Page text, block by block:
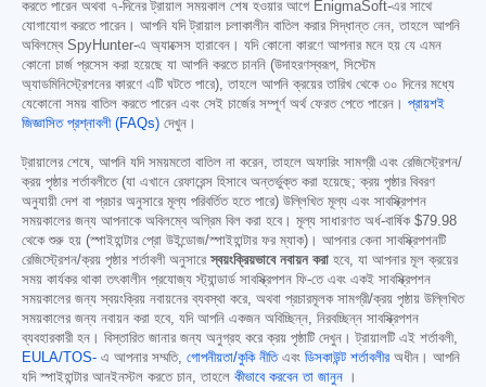
করতে পারেন অথবা ৭-দিনের ট্রায়াল সময়কাল শেষ হওয়ার আগে EnigmaSoft-এর সাথে
যোগাযোগ করতে পারেন। আপনি যদি ট্রায়াল চলাকালীন বাতিল করার সিদ্ধান্ত নেন, তাহলে আপনি
অবিলম্বে SpyHunter-এ অ্যাক্সেস হারাবেন। যদি কোনো কারণে আপনার মনে হয় যে এমন
কোনো চার্জ প্রসেস করা হয়েছে যা আপনি করতে চাননি (উদাহরণস্বরূপ, সিস্টেম
অ্যাডমিনিস্ট্রেশনের কারণে এটি ঘটতে পারে), তাহলে আপনি ক্রয়ের তারিখ থেকে ৩০ দিনের মধ্যে
যেকোনো সময় বাতিল করতে পারেন এবং সেই চার্জের সম্পূর্ণ অর্থ ফেরত পেতে পারেন। প্রায়শই
জিজ্ঞাসিত প্রশ্নাবলী (FAQs) দেখুন।
ট্রায়ালের শেষে, আপনি যদি সময়মতো বাতিল না করেন, তাহলে অফারিং সামগ্রী এবং রেজিস্ট্রেশন/
ক্রয় পৃষ্ঠার শর্তাবলীতে (যা এখানে রেফারেন্স হিসাবে অন্তর্ভুক্ত করা হয়েছে; ক্রয় পৃষ্ঠার বিবরণ
অনুযায়ী দেশ বা প্রচার অনুসারে মূল্য পরিবর্তিত হতে পারে) উল্লিখিত মূল্য এবং সাবস্ক্রিপশন
সময়কালের জন্য আপনাকে অবিলম্বে অগ্রিম বিল করা হবে। মূল্য সাধারণত অর্ধ-বার্ষিক $79.98
থেকে শুরু হয় (স্পাইহান্টার প্রো উইন্ডোজ/স্পাইহান্টার ফর ম্যাক)। আপনার কেনা সাবস্ক্রিপশনটি
রেজিস্ট্রেশন/ক্রয় পৃষ্ঠার শর্তাবলী অনুসারেস্বয়ংক্রিয়ভাবে নবায়ন করা হবে, যা আপনার মূল ক্রয়ের
সময় কার্যকর থাকা তৎকালীন প্রযোজ্য স্ট্যান্ডার্ড সাবস্ক্রিপশন ফি-তে এবং একই সাবস্ক্রিপশন
সময়কালের জন্য স্বয়ংক্রিয় নবায়নের ব্যবস্থা করে, অথবা প্রচারমূলক সামগ্রী/ক্রয় পৃষ্ঠায় উল্লিখিত
সময়কালের জন্য নবায়ন করা হবে, যদি আপনি একজন অবিচ্ছিন্ন, নিরবচ্ছিন্ন সাবস্ক্রিপশন
ব্যবহারকারী হন। বিস্তারিত জানার জন্য অনুগ্রহ করে ক্রয় পৃষ্ঠাটি দেখুন। ট্রায়ালটি এই শর্তাবলী,
EULA/TOS- এ আপনার সম্মতি, গোপনীয়তা/কুকি নীতিএবং ডিসকাউন্ট শর্তাবলীর অধীন। আপনি
যদি স্পাইহান্টার আনইনস্টল করতে চান, তাহলে কীভাবে করবেন তা জানুন ।